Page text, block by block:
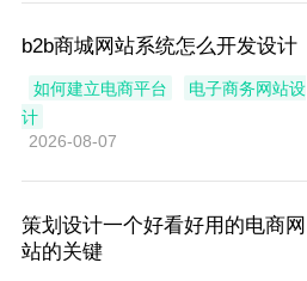
b2b商城网站系统怎么开发设计
如何建立电商平台
电子商务网站设
计
2026-08-07
策划设计一个好看好用的电商网
站的关键